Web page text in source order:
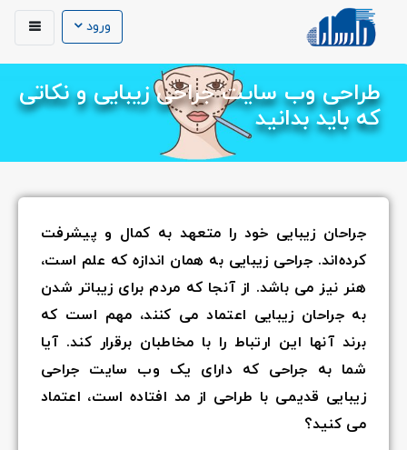
ورود
طراحی وب سایت جراحی زیبایی و نکاتی
که باید بدانید
جراحان زیبایی خود را متعهد به کمال و پیشرفت
کرده‌اند. جراحی زیبایی به همان اندازه که علم است،
هنر نیز می باشد. از آنجا که مردم برای زیباتر شدن
به جراحان زیبایی اعتماد می کنند، مهم است که
برند آنها این ارتباط را با مخاطبان برقرار کند. آیا
شما به جراحی که دارای یک وب سایت جراحی
زیبایی قدیمی با طراحی از مد افتاده است، اعتماد
می کنید؟